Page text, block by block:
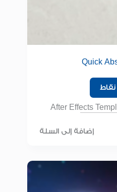
Quick
نقاط
After Effects
إضافة إلى السلة